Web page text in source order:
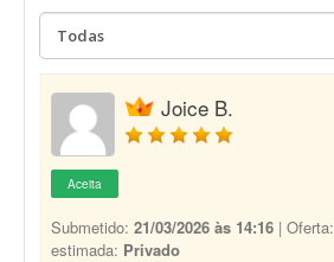
Joice B.
Aceita
Submetido: 21/03/2026 às 14:16 | Oferta:
estimada: Privado